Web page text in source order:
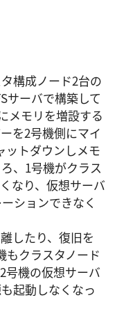
構成ノード2台の
サーバで構築して
メモリを増設する
を2号機側にマイ
ットダウンしメモ
、1号機がクラス
なり、仮想サーバ
ションできなく
したり、復旧を
もクラスタノード
号機の仮想サーバ
起動しなくなっ